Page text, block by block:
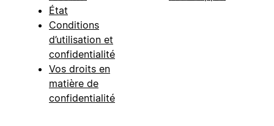
État
Conditions
d’utilisation et
confidentialité
Vos droits en
matière de
confidentialité